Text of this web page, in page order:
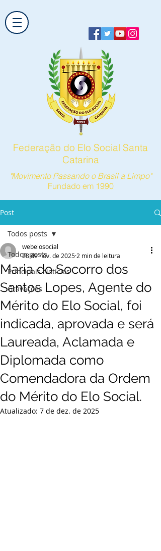
Federação do Elo Social Santa
Catarina
"Movimento Passando o Brasil a Limpo"
Fundado em 1990
Post
Todos posts
Principais Notícias
Gravações
Todos posts
Maria do Socorro dos
Santos Lopes, Agente do
Mérito do Elo Social, foi
indicada, aprovada e será
Laureada, Aclamada e
Diplomada como
Comendadora da Ordem
do Mérito do Elo Social.
webelosocial
28 de nov. de 2025 2 min de leitura
Atualizado: 7 de dez. de 2025